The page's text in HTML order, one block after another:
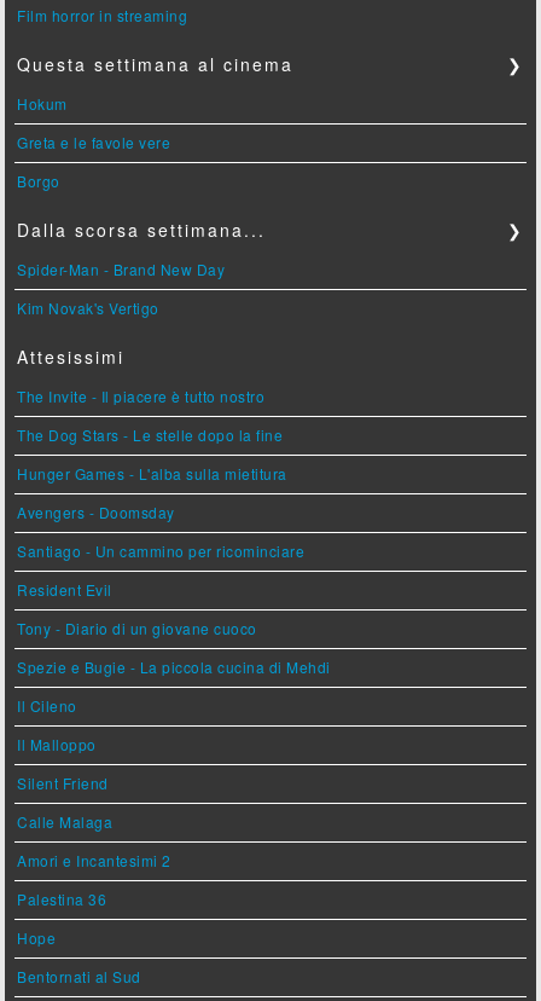
Film horror in streaming
Questa settimana al cinema ❯
Hokum
Greta e le favole vere
Borgo
Dalla scorsa settimana... ❯
Spider-Man - Brand New Day
Kim Novak's Vertigo
Attesissimi
The Invite - Il piacere è tutto nostro
The Dog Stars - Le stelle dopo la fine
Hunger Games - L'alba sulla mietitura
Avengers - Doomsday
Santiago - Un cammino per ricominciare
Resident Evil
Tony - Diario di un giovane cuoco
Spezie e Bugie - La piccola cucina di Mehdi
Il Cileno
Il Malloppo
Silent Friend
Calle Malaga
Amori e Incantesimi 2
Palestina 36
Hope
Bentornati al Sud